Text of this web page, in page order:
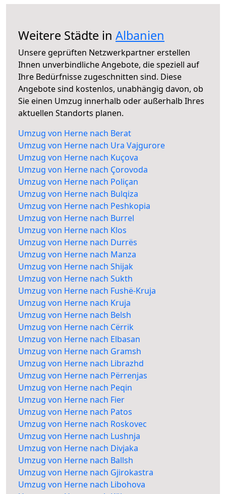
Weitere Städte in Albanien
Unsere geprüften Netzwerkpartner erstellen
Ihnen unverbindliche Angebote, die speziell auf
Ihre Bedürfnisse zugeschnitten sind. Diese
Angebote sind kostenlos, unabhängig davon, ob
Sie einen Umzug innerhalb oder außerhalb Ihres
aktuellen Standorts planen.
Umzug von Herne nach Berat
Umzug von Herne nach Ura Vajgurore
Umzug von Herne nach Kuçova
Umzug von Herne nach Çorovoda
Umzug von Herne nach Poliçan
Umzug von Herne nach Bulqiza
Umzug von Herne nach Peshkopia
Umzug von Herne nach Burrel
Umzug von Herne nach Klos
Umzug von Herne nach Durrës
Umzug von Herne nach Manza
Umzug von Herne nach Shijak
Umzug von Herne nach Sukth
Umzug von Herne nach Fushë-Kruja
Umzug von Herne nach Kruja
Umzug von Herne nach Belsh
Umzug von Herne nach Cërrik
Umzug von Herne nach Elbasan
Umzug von Herne nach Gramsh
Umzug von Herne nach Librazhd
Umzug von Herne nach Përrenjas
Umzug von Herne nach Peqin
Umzug von Herne nach Fier
Umzug von Herne nach Patos
Umzug von Herne nach Roskovec
Umzug von Herne nach Lushnja
Umzug von Herne nach Divjaka
Umzug von Herne nach Ballsh
Umzug von Herne nach Gjirokastra
Umzug von Herne nach Libohova